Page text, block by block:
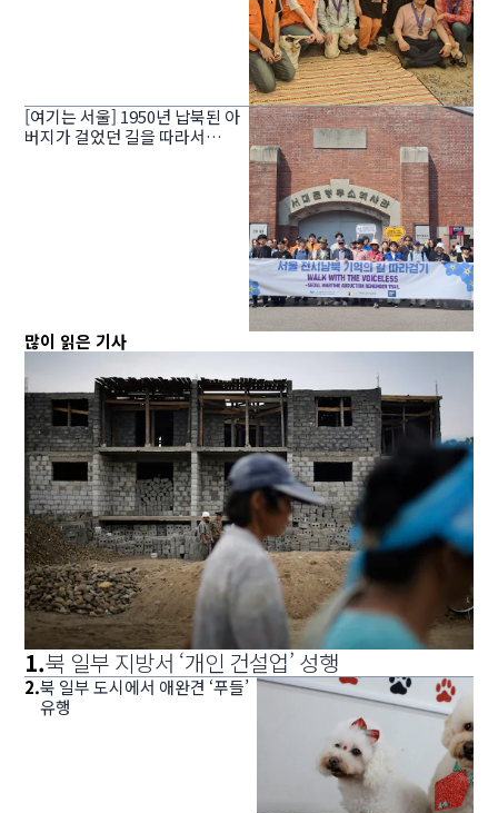
[여기는 서울] 1950년 납북된 아
버지가 걸었던 길을 따라서…
많이 읽은 기사
1.북 일부 지방서 ‘개인 건설업’ 성행
2.북 일부 도시에서 애완견 ‘푸들’
유행